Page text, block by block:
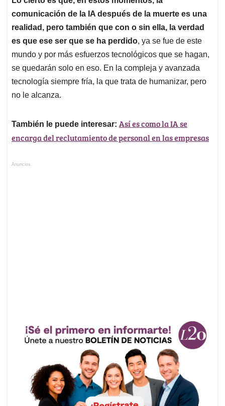
comunicación de la IA después de la muerte es una
realidad, pero también que con o sin ella, la verdad
es que ese ser que se ha perdido, ya se fue de este
mundo y por más esfuerzos tecnológicos que se hagan,
se quedarán solo en eso. En la compleja y avanzada
tecnología siempre fría, la que trata de humanizar, pero
no le alcanza.
También le puede interesar: Así es como la IA se
encarga del reclutamiento de personal en las empresas
Anuncios.